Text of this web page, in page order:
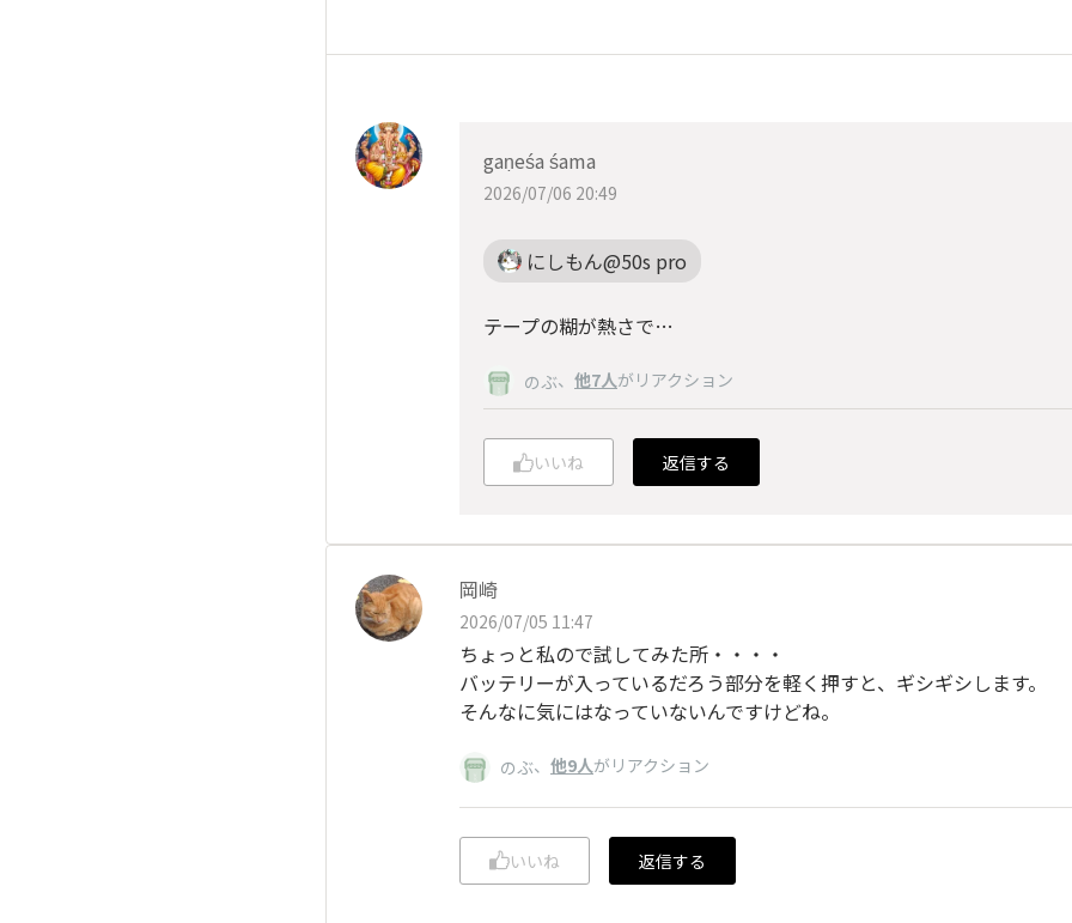
gaṇeśa śama
2026/07/06 20:49
にしもん@50s pro
テープの糊が熱さで…
のぶ、 他7人がリアクション
いいね 返信する
岡崎
2026/07/05 11:47
ちょっと私ので試してみた所・・・・
バッテリーが入っているだろう部分を軽く押すと、ギシギシします。
そんなに気にはなっていないんですけどね。
のぶ、 他9人がリアクション
いいね 返信する